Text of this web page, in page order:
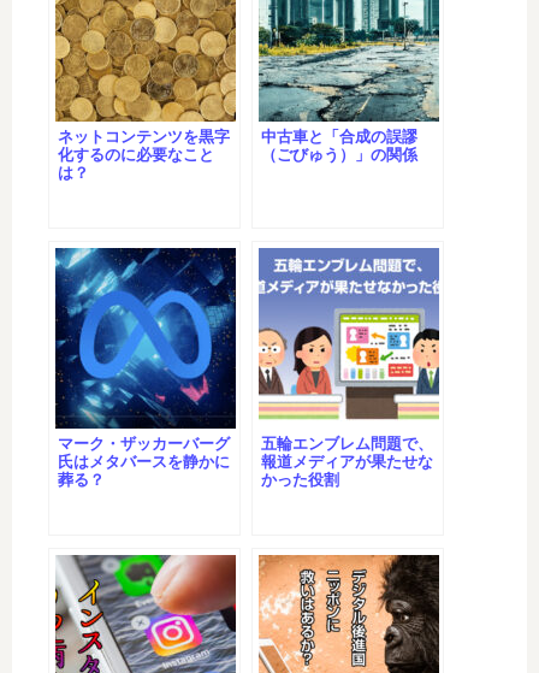
ネットコンテンツを黒字
化するのに必要なこと
は？
中古車と「合成の誤謬
（ごびゅう）」の関係
マーク・ザッカーバーグ
氏はメタバースを静かに
葬る？
五輪エンブレム問題で、
報道メディアが果たせな
かった役割